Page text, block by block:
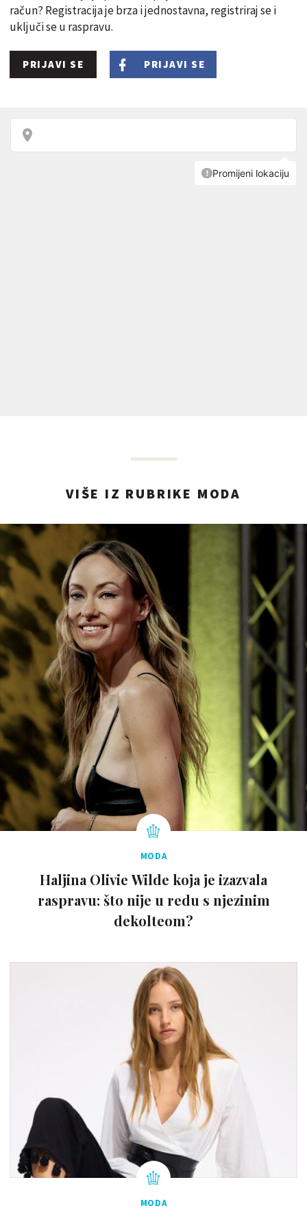
račun? Registracija je brza i jednostavna, registriraj se i
uključi se u raspravu.
PRIJAVI SE PRIJAVI SE
VIŠE IZ RUBRIKE MODA
MODA
Haljina Olivie Wilde koja je izazvala
raspravu: što nije u redu s njezinim
dekolteom?
MODA